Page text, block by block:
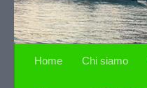
Home Chi siamo